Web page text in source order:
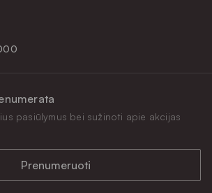
pasiūlymus bei sužinoti apie akcijas
Prenumeruoti